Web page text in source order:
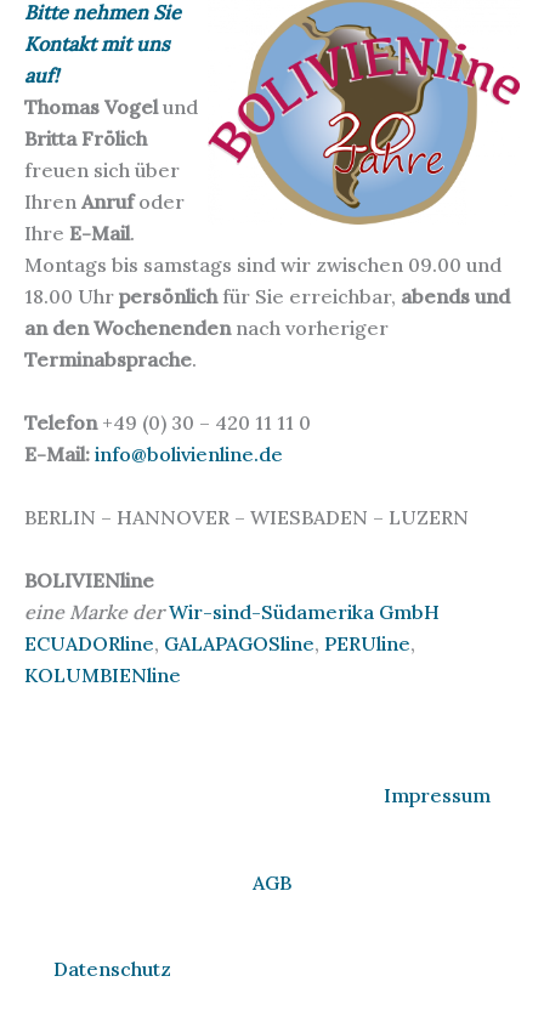
Bitte nehmen Sie
Kontakt mit uns
auf!
Thomas Vogelund
Britta Frölich
freuen sich über
Ihren Anrufoder
Ihre E-Mail.
Montags bis samstags sind wir zwischen 09.00 und
18.00 Uhr persönlichfür Sie erreichbar, abends und
an den Wochenendennach vorheriger
Terminabsprache.
Telefon+49 (0) 30 – 420 11 11 0
E-Mail: info@bolivienline.de
BERLIN – HANNOVER – WIESBADEN – LUZERN
BOLIVIENline
eine Marke der Wir-sind-Südamerika GmbH
ECUADORline, GALAPAGOSline, PERUline,
KOLUMBIENline
Impressum
AGB
Datenschutz